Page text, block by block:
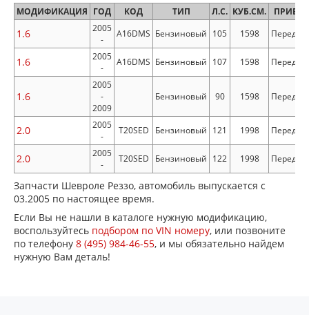
МОДИФИКАЦИЯ ГОД КОД ТИП Л.С. КУБ.СМ.
1.6
2005
-
A16DMS Бензиновый 105 1598
1.6
2005
-
A16DMS Бензиновый 107 1598
1.6
2005
-
2009
Бензиновый 90 1598
2.0
2005
-
T20SED Бензиновый 121 1998
2.0
2005
-
T20SED Бензиновый 122 1998
Запчасти Шевроле Реззо, автомобиль выпускается с
03.2005 по настоящее время.
Если Вы не нашли в каталоге нужную модификацию,
воспользуйтесь подбором по VIN номеру, или позвоните
по телефону 8 (495) 984-46-55, и мы обязательно найдем
нужную Вам деталь!